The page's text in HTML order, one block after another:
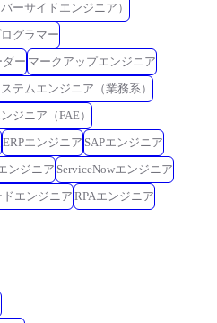
ーサイドエンジニア）
グラマー
ダー マークアップエンジニア
テムエンジニア（業務系）
ジニア（FAE）
ERPエンジニア SAPエンジニア
ンジニア ServiceNowエンジニア
ドエンジニア RPAエンジニア